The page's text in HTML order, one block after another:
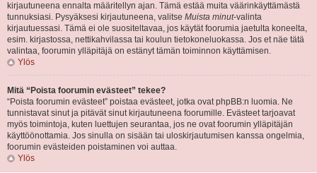
kirjautuneena ennalta määritellyn ajan. Tämä estää muita väärinkäyttämästä
tunnuksiasi. Pysyäksesi kirjautuneena, valitse Muista minut-valinta
kirjautuessasi. Tämä ei ole suositeltavaa, jos käytät foorumia jaetulta koneelta,
esim. kirjastossa, nettikahvilassa tai koulun tietokoneluokassa. Jos et näe tätä
valintaa, foorumin ylläpitäjä on estänyt tämän toiminnon käyttämisen.
Ylös
Mitä “Poista foorumin evästeet” tekee?
“Poista foorumin evästeet” poistaa evästeet, jotka ovat phpBB:n luomia. Ne
tunnistavat sinut ja pitävät sinut kirjautuneena foorumille. Evästeet tarjoavat
myös toimintoja, kuten luettujen seurantaa, jos ne ovat foorumin ylläpitäjän
käyttöönottamia. Jos sinulla on sisään tai uloskirjautumisen kanssa ongelmia,
foorumin evästeiden poistaminen voi auttaa.
Ylös